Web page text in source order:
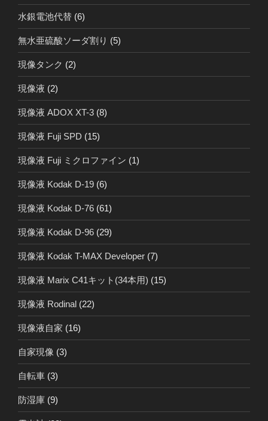
水銀電池代替 (6)
無水亜硫酸ソーダ割り (5)
現像タンク (2)
現像液 (2)
現像液 ADOX XT-3 (8)
現像液 Fuji SPD (15)
現像液 Fuji ミクロファイン (1)
現像液 Kodak D-19 (6)
現像液 Kodak D-76 (61)
現像液 Kodak D-96 (29)
現像液 Kodak T-MAX Developer (7)
現像液 Marix C41キット(34本用) (15)
現像液 Rodinal (22)
現像液自家 (16)
自家現像 (3)
自転車 (3)
防湿庫 (9)